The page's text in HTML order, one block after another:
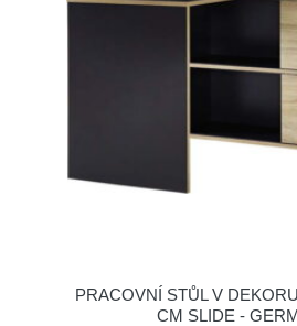
PRACOVNÍ STŮL V
CM SLIDE -